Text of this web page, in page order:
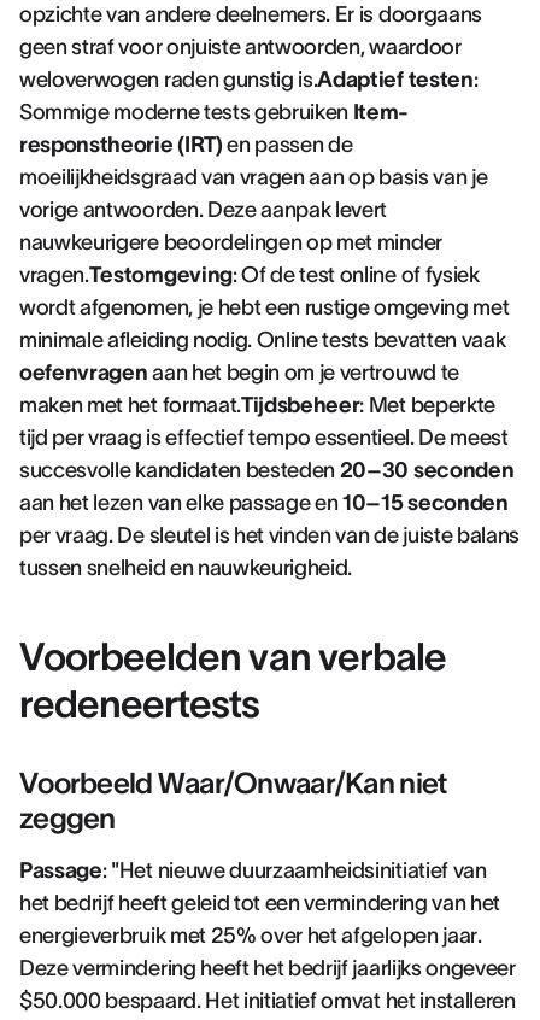
opzichte van andere deelnemers. Er is doorgaans
geen straf voor onjuiste antwoorden, waardoor
weloverwogen raden gunstig is.Adaptief testen:
Sommige moderne tests gebruiken Item-
responstheorie (IRT) en passen de
moeilijkheidsgraad van vragen aan op basis van je
vorige antwoorden. Deze aanpak levert
nauwkeurigere beoordelingen op met minder
vragen.Testomgeving: Of de test online of fysiek
wordt afgenomen, je hebt een rustige omgeving met
minimale afleiding nodig. Online tests bevatten vaak
oefenvragen aan het begin om je vertrouwd te
maken met het formaat.Tijdsbeheer: Met beperkte
tijd per vraag is effectief tempo essentieel. De meest
succesvolle kandidaten besteden 20–30 seconden
aan het lezen van elke passage en10–15 seconden
per vraag. De sleutel is het vinden van de juiste balans
tussen snelheid en nauwkeurigheid.
Voorbeelden van verbale
redeneertests
Voorbeeld Waar/Onwaar/Kan niet
zeggen
Passage: "Het nieuwe duurzaamheidsinitiatief van
het bedrijf heeft geleid tot een vermindering van het
energieverbruik met 25% over het afgelopen jaar.
Deze vermindering heeft het bedrijf jaarlijks ongeveer
$50.000 bespaard. Het initiatief omvat het installeren